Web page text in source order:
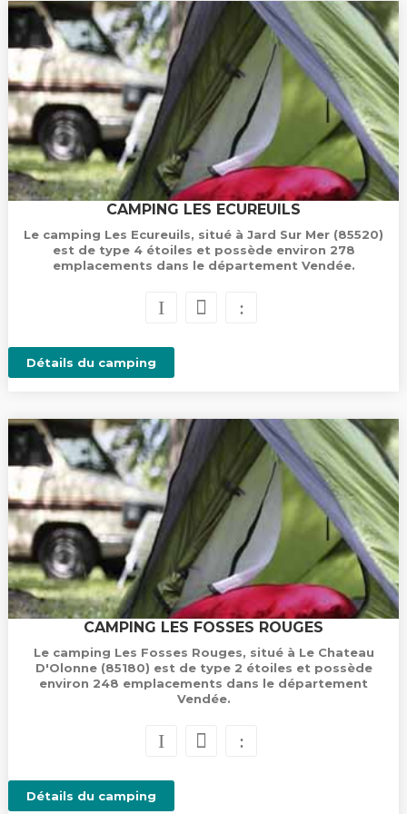
CAMPING LES ECUREUILS
Le camping Les Ecureuils, situé à Jard Sur Mer (85520)
est de type 4 étoiles et possède environ 278
emplacements dans le département Vendée.
Détails du camping
CAMPING LES FOSSES ROUGES
Le camping Les Fosses Rouges, situé à Le Chateau
D'Olonne (85180) est de type 2 étoiles et possède
environ 248 emplacements dans le département
Vendée.
Détails du camping